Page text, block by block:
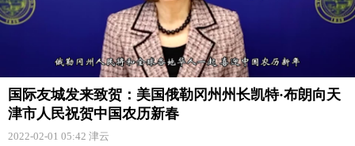
国际友城发来致贺：美国俄勒冈州州长凯特·布朗向天
津市人民祝贺中国农历新春
2022-02-01 05:42 津云